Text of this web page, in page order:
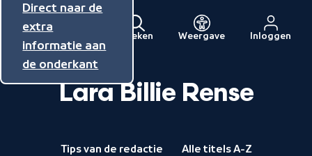
Direct naar de
inhoud
Direct naar de
hoofdnavigatie
Direct naar de
extra
informatie aan
de onderkant
Menu
Naar
de
beginpagina
van
Zoeken Weergave Inloggen
Lara Billie Rense
Tips van de redactie Alle titels A-Z